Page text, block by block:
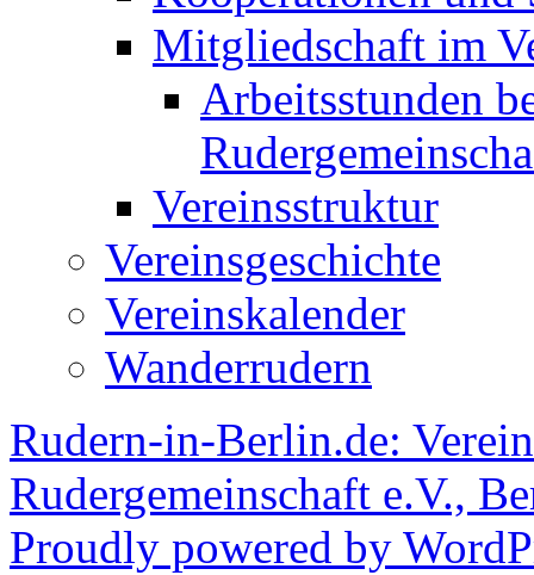
Mitgliedschaft im
Arbeitsstunden
Vereinsstruktur
Vereinsgeschichte
Vereinskalender
Wanderrudern
Rudern-in-Berlin.de:
Rudergemeinschaft e.V.,
Proudly powered by